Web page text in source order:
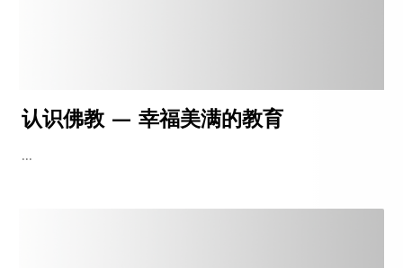
认识佛教 — 幸福美满的教育
...